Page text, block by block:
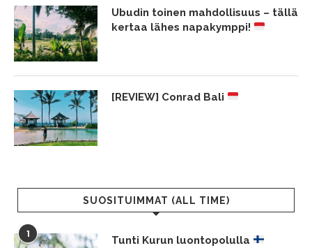
Ubudin toinen mahdollisuus – tällä
kertaa lähes napakymppi!
[REVIEW] Conrad Bali
SUOSITUIMMAT (ALL TIME)
1
Tunti Kurun luontopolulla